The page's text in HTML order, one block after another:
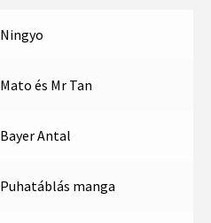
Ningyo
Mato és Mr Tan
Bayer Antal
Puhatáblás manga